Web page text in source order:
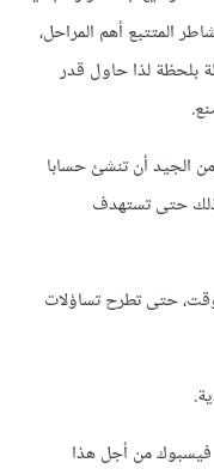
المتتبع أهم المراحل،
بلحظة لذا حاول قدر
أن تنشئ حسابا
حتى تستهدف
حتى تطرح تساؤلات
من أجل هذا